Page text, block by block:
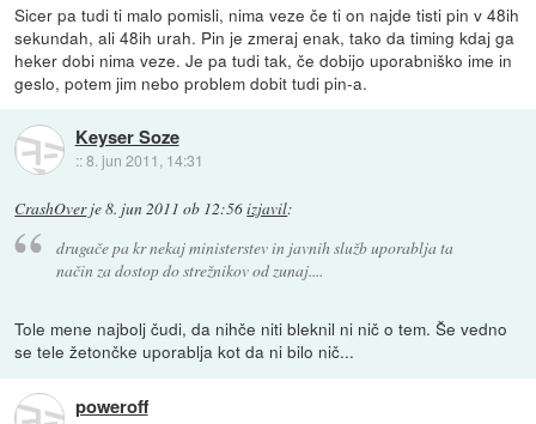
Sicer pa tudi ti malo pomisli, nima veze če ti on najde tisti pin v 48ih
sekundah, ali 48ih urah. Pin je zmeraj enak, tako da timing kdaj ga
heker dobi nima veze. Je pa tudi tak, če dobijo uporabniško ime in
geslo, potem jim nebo problem dobit tudi pin-a.
Keyser Soze
::8. jun 2011, 14:31
CrashOverje8. jun 2011 ob 12:56izjavil:
drugače pa kr nekaj ministerstev in javnih služb uporablja ta
način za dostop do strežnikov od zunaj....
Tole mene najbolj čudi, da nihče niti bleknil ni nič o tem. Še vedno
se tele žetončke uporablja kot da ni bilo nič...
poweroff